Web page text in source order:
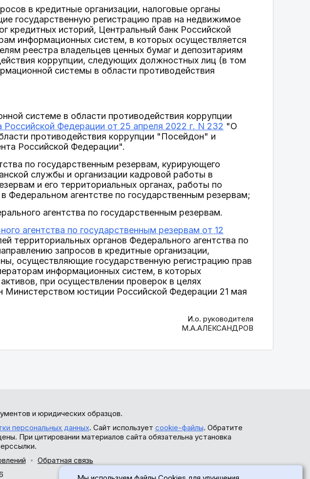
в кредитные организации, налоговые органы
государственную регистрацию прав на недвижимое
кредитных историй, Центральный банк Российской
информационных систем, в которых осуществляется
реестра владельцев ценных бумаг и депозитариям
коррупции, следующих должностных лиц (в том
системы в области противодействия
системе в области противодействия коррупции
Российской Федерации от 25 апреля 2022 г. N 232 "О
противодействия коррупции "Посейдон" и
Российской Федерации".
по государственным резервам, курирующего
службы и организации кадровой работы в
и его территориальных органах, работы по
Федеральном агентстве по государственным резервам;
агентства по государственным резервам.
агентства по государственным резервам от 12
территориальных органов Федерального агентства по
запросов в кредитные организации,
осуществляющие государственную регистрацию прав
информационных систем, в которых
при осуществлении проверок в целях
Министерством юстиции Российской Федерации 21 мая
И.о. руководителя
М.А.АЛЕКСАНДРОВ
и юридических образцов.
персональных данных. Сайт использует cookie-файлы. Обратите
При цитировании материалов сайта обязательна установка
Обратная связь